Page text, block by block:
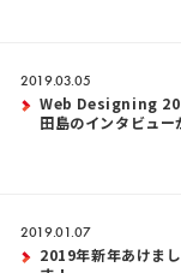
2019.03.05
Web Designing
田島のインタビュー
2019.01.07
2019年新年あけま